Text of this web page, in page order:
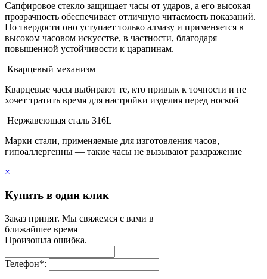
Сапфировое стекло защищает часы от ударов, а его высокая
прозрачность обеспечивает отличную читаемость показаний.
По твердости оно уступает только алмазу и применяется в
высоком часовом искусстве, в частности, благодаря
повышенной устойчивости к царапинам.
Кварцевый механизм
Кварцевые часы выбирают те, кто привык к точности и не
хочет тратить время для настройки изделия перед ноской
Нержавеющая сталь 316L
Марки стали, применяемые для изготовления часов,
гипоаллергенны — такие часы не вызывают раздражение
×
Купить в один клик
Заказ принят. Мы свяжемся с вами в
ближайшее время
Произошла ошибка.
Телефон*: